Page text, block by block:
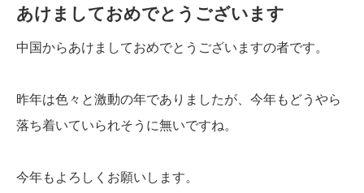
あけましておめでとうございます
中国からあけましておめでとうございますの者です。
昨年は色々と激動の年でありましたが、今年もどうやら
落ち着いていられそうに無いですね。
今年もよろしくお願いします。